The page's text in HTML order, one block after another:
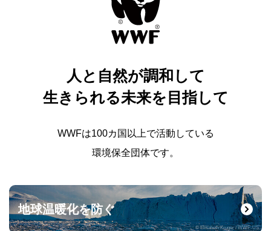
人と自然が調和して
生きられる未来を目指して
WWFは100カ国以上で活動している
環境保全団体です。
地球温暖化を防ぐ
© Elisabeth Kruger / WWF-US